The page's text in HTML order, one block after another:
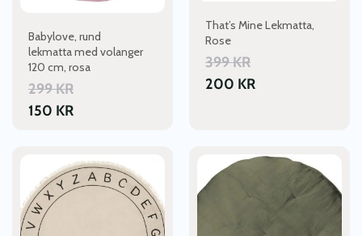
Babylove, rund
lekmatta med volanger
120 cm, rosa
299KR
150 KR
That’s Mine Lekmatta,
Rose
399KR
200 KR